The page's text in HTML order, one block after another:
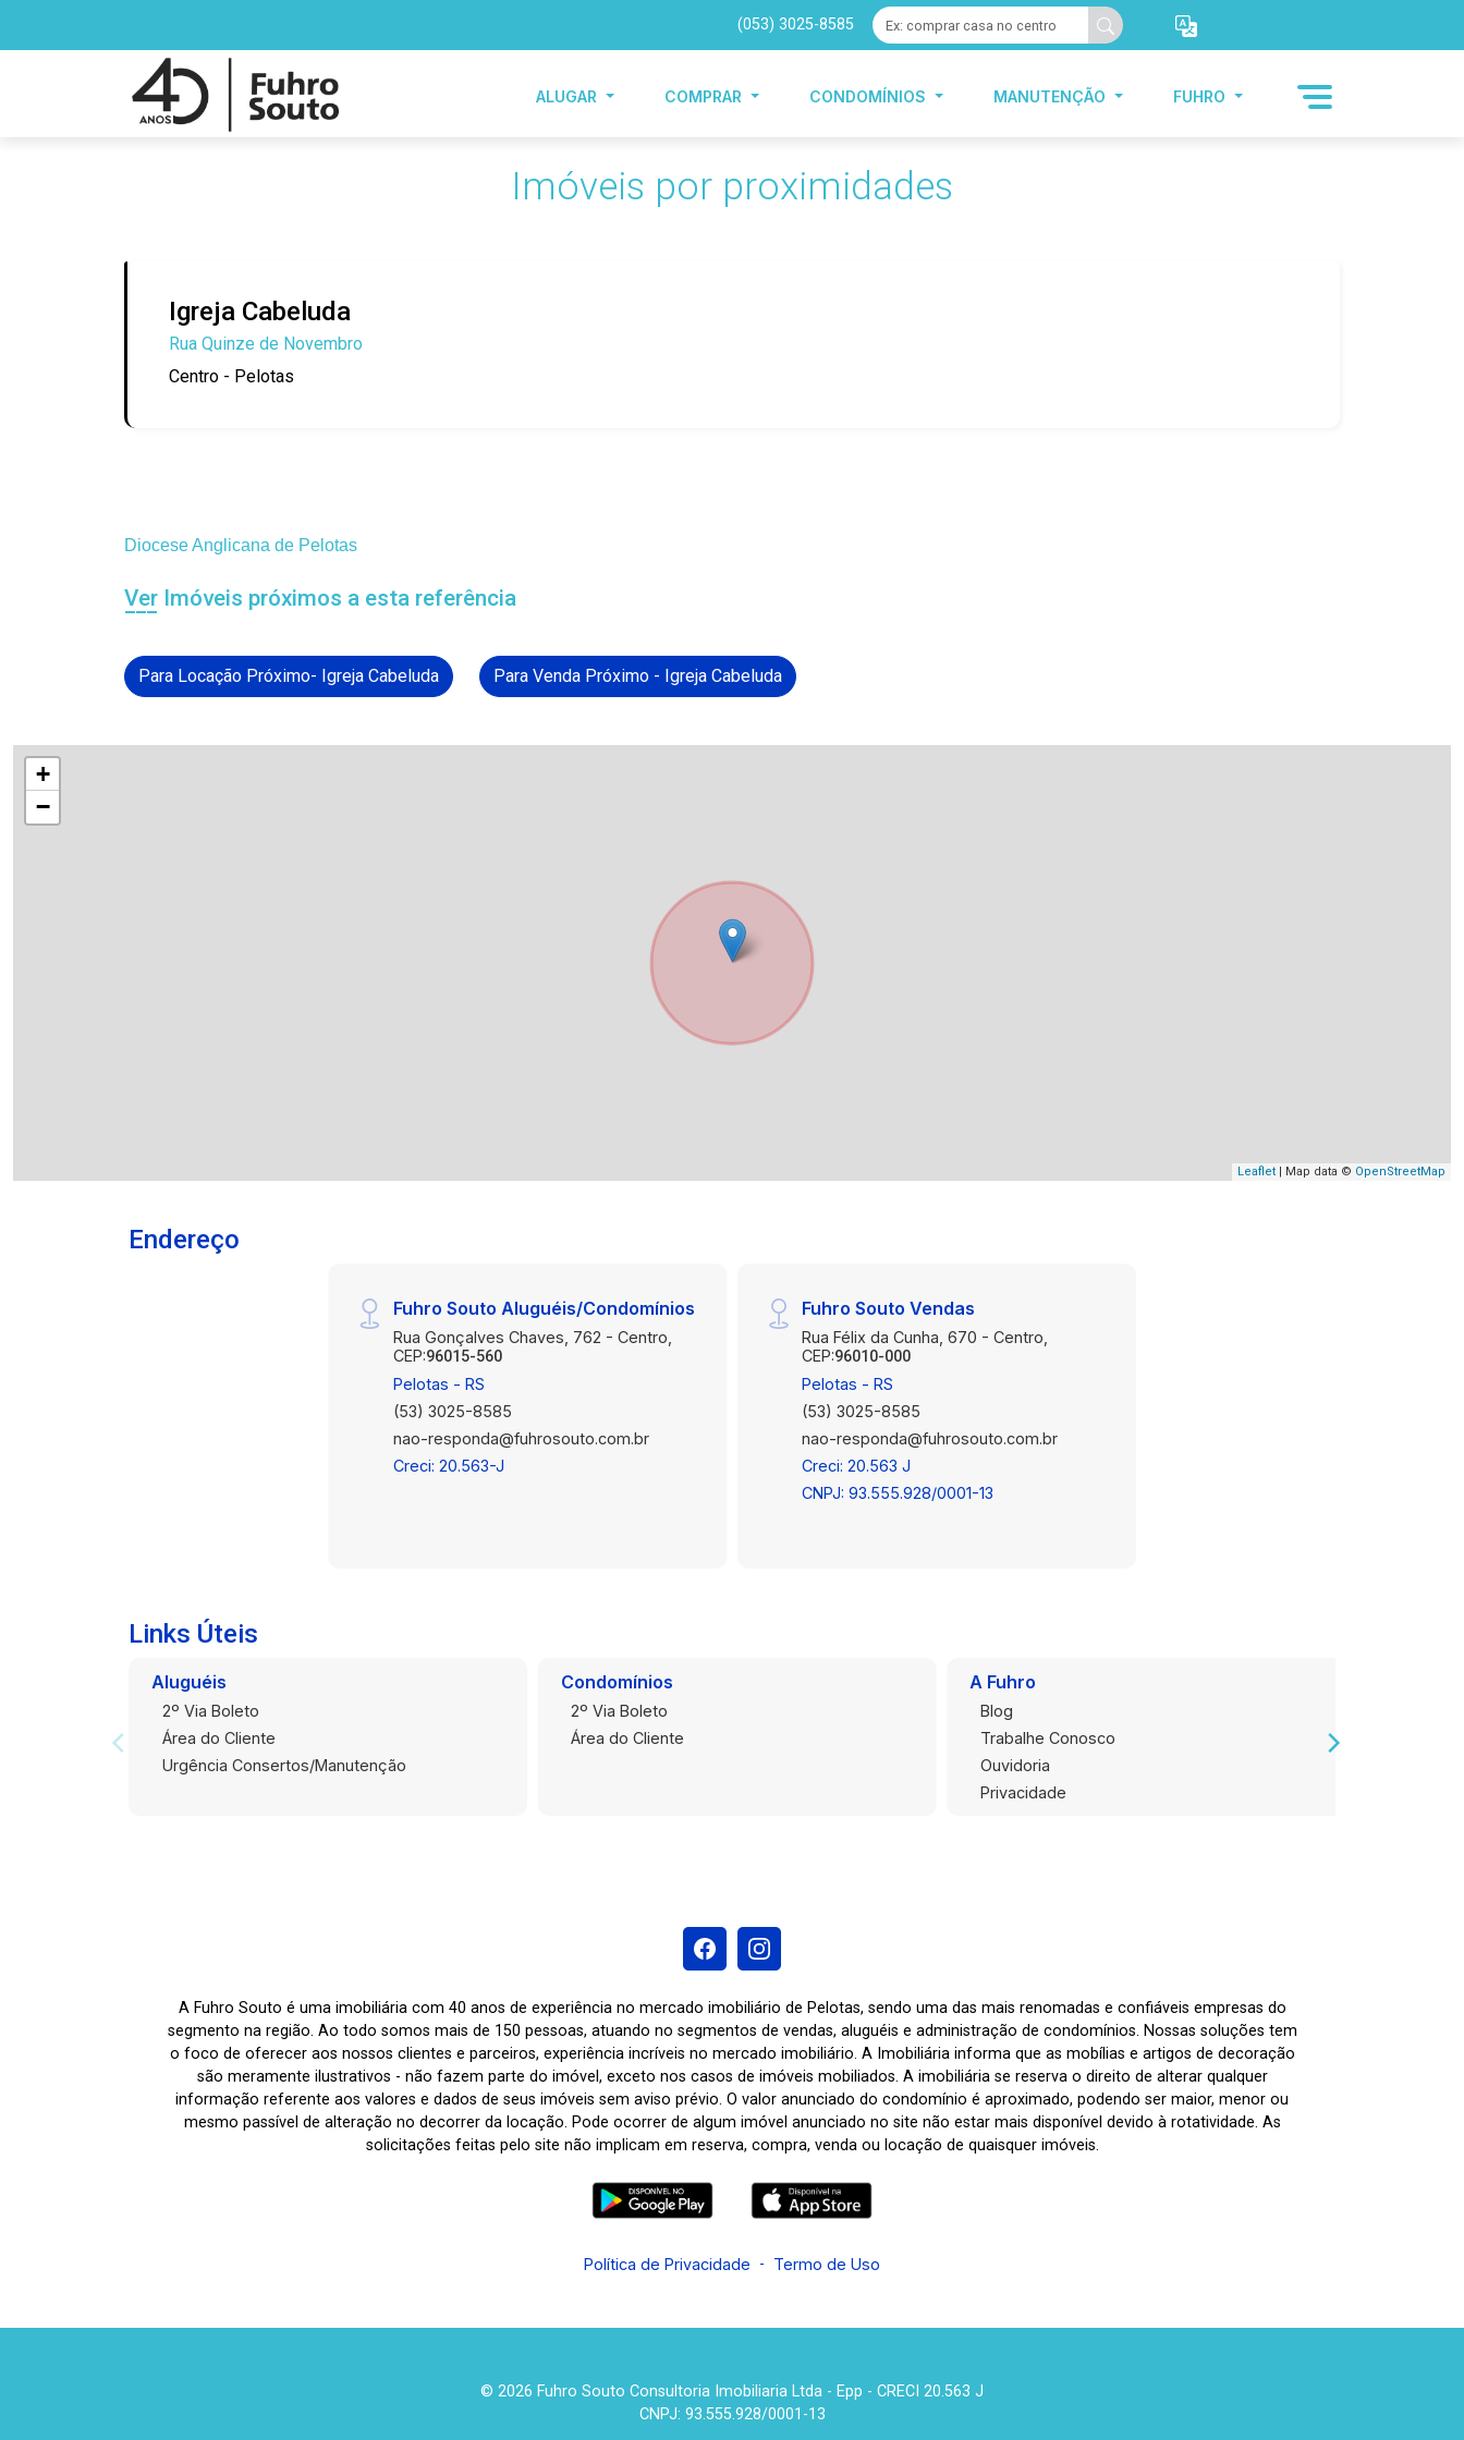
(053) 3025-8585
ALUGAR COMPRAR CONDOMÍNIOS MANUTENÇÃO FUHRO
Imóveis por proximidades
Igreja Cabeluda
Rua Quinze de Novembro
Centro - Pelotas
Diocese Anglicana de Pelotas
Ver Imóveis próximos a esta referência
Para Locação Próximo- Igreja Cabeluda Para Venda Próximo - Igreja Cabeluda
+
−
Leaflet | Map data © OpenStreetMap
Endereço
Fuhro Souto Aluguéis/Condomínios
Rua Gonçalves Chaves, 762 - Centro,
CEP:96015-560
Pelotas - RS
(53) 3025-8585
nao-responda@fuhrosouto.com.br
Creci: 20.563-J
Fuhro Souto Vendas
Rua Félix da Cunha, 670 - Centro,
CEP:96010-000
Pelotas - RS
(53) 3025-8585
nao-responda@fuhrosouto.com.br
Creci: 20.563 J
CNPJ: 93.555.928/0001-13
Links Úteis
Aluguéis
2º Via Boleto
Área do Cliente
Urgência Consertos/Manutenção
Condomínios
2º Via Boleto
Área do Cliente
A Fuhro
Blog
Trabalhe Conosco
Ouvidoria
Privacidade
A Fuhro Souto é uma imobiliária com 40 anos de experiência no mercado imobiliário de Pelotas, sendo uma das mais renomadas e confiáveis empresas do
segmento na região. Ao todo somos mais de 150 pessoas, atuando no segmentos de vendas, aluguéis e administração de condomínios. Nossas soluções tem
o foco de oferecer aos nossos clientes e parceiros, experiência incríveis no mercado imobiliário. A Imobiliária informa que as mobílias e artigos de decoração
são meramente ilustrativos - não fazem parte do imóvel, exceto nos casos de imóveis mobiliados. A imobiliária se reserva o direito de alterar qualquer
informação referente aos valores e dados de seus imóveis sem aviso prévio. O valor anunciado do condomínio é aproximado, podendo ser maior, menor ou
mesmo passível de alteração no decorrer da locação. Pode ocorrer de algum imóvel anunciado no site não estar mais disponível devido à rotatividade. As
solicitações feitas pelo site não implicam em reserva, compra, venda ou locação de quaisquer imóveis.
Política de Privacidade - Termo de Uso
© 2026 Fuhro Souto Consultoria Imobiliaria Ltda - Epp - CRECI 20.563 J
CNPJ: 93.555.928/0001-13